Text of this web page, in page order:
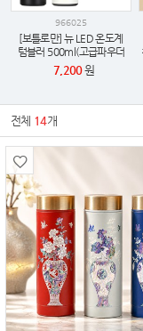
966025
[보틀로만] 뉴 LED 온도계
텀블러 500ml(고급파우더
코팅)
7,200원
전체 14개